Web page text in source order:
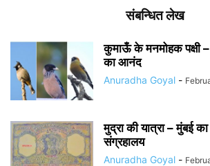
संबन्धित लेख
कुमाऊँ के मनमोहक पक्षी
का आनंद
Anuradha Goyal -
मुद्रा की यात्रा – मुंबई
संग्रहालय
Anuradha Goyal -